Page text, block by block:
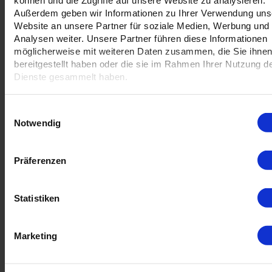
Außerdem geben wir Informationen zu Ihrer Verwendung
Website an unsere Partner für soziale Medien, Werbung und
Analysen weiter. Unsere Partner führen diese Informationen
möglicherweise mit weiteren Daten zusammen, die Sie ihnen
bereitgestellt haben oder die sie im Rahmen Ihrer Nutzung
Dienste gesammelt haben.
Notwendig
Präferenzen
Statistiken
Marketing
in zwei verschiedenen Formaten erhältlich
einseitig bedruckbar
ab 100 Stück erhältlich
ekomi
Mike, Firma Gruschdesign